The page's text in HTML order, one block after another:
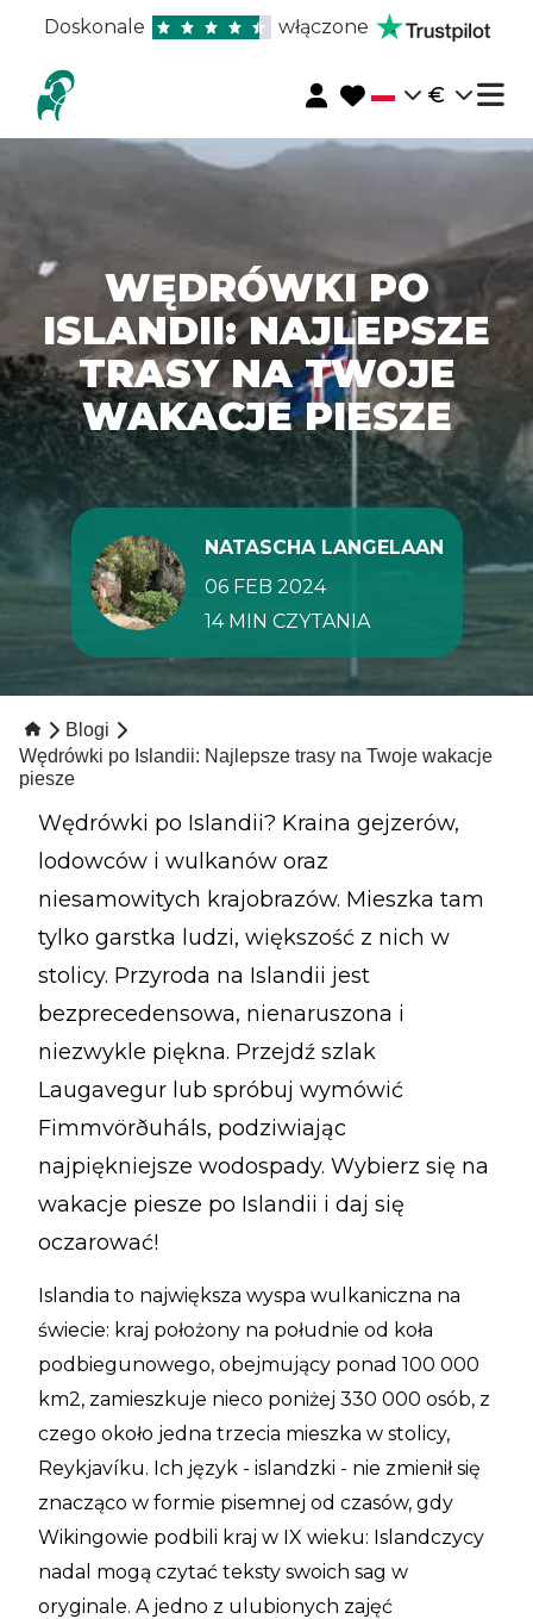
Doskonale włączone
€
WĘDRÓWKI PO
ISLANDII: NAJLEPSZE
TRASY NA TWOJE
WAKACJE PIESZE
NATASCHA LANGELAAN
06 FEB 2024
14 MIN CZYTANIA
Blogi
Wędrówki po Islandii: Najlepsze trasy na Twoje wakacje
piesze
Wędrówki po Islandii? Kraina gejzerów,
lodowców i wulkanów oraz
niesamowitych krajobrazów. Mieszka tam
tylko garstka ludzi, większość z nich w
stolicy. Przyroda na Islandii jest
bezprecedensowa, nienaruszona i
niezwykle piękna. Przejdź szlak
Laugavegur lub spróbuj wymówić
Fimmvörðuháls, podziwiając
najpiękniejsze wodospady. Wybierz się na
wakacje piesze po Islandii i daj się
oczarować!
Islandia to największa wyspa wulkaniczna na
świecie: kraj położony na południe od koła
podbiegunowego, obejmujący ponad 100 000
km2, zamieszkuje nieco poniżej 330 000 osób, z
czego około jedna trzecia mieszka w stolicy,
Reykjavíku. Ich język - islandzki - nie zmienił się
znacząco w formie pisemnej od czasów, gdy
Wikingowie podbili kraj w IX wieku: Islandczycy
nadal mogą czytać teksty swoich sag w
oryginale. A jedno z ulubionych zajęć